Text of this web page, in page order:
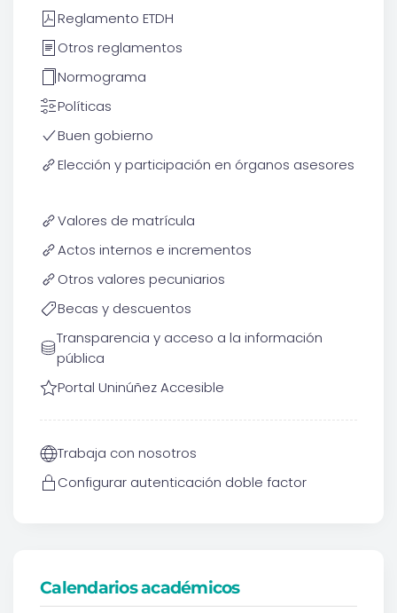
Reglamento ETDH
Otros reglamentos
Normograma
Políticas
Buen gobierno
Elección y participación en órganos asesores
Valores de matrícula
Actos internos e incrementos
Otros valores pecuniarios
Becas y descuentos
Transparencia y acceso a la información
pública
Portal Uninúñez Accesible
Trabaja con nosotros
Configurar autenticación doble factor
Calendarios académicos